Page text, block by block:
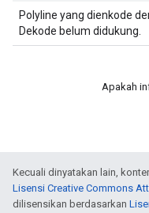
Polyline yang dienkode
Dekode belum didukung.
Apakah
Kecuali dinyatakan lain,
Lisensi Creative Commons
dilisensikan berdasarkan